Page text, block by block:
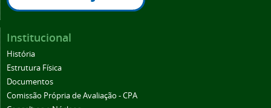
Institucional
História
Estrutura Física
Documentos
Comissão Própria de Avaliação - CPA